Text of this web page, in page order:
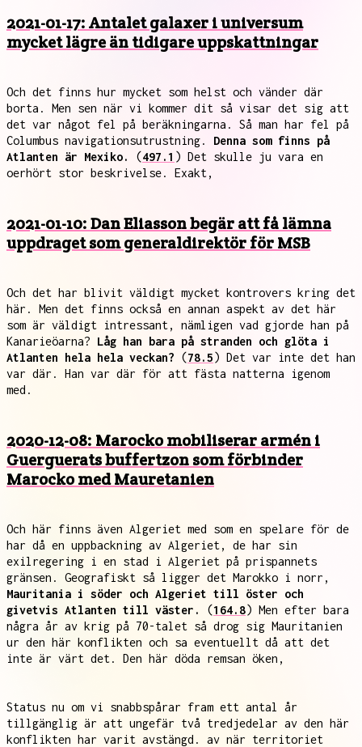
2021-01-17: Antalet galaxer i universum
mycket lägre än tidigare uppskattningar
Och det finns hur mycket som helst och vänder där
borta. Men sen när vi kommer dit så visar det sig att
det var något fel på beräkningarna. Så man har fel på
Columbus navigationsutrustning. Denna som finns på
Atlanten är Mexiko.
(497.1 ) Det skulle ju vara en
oerhört stor beskrivelse. Exakt,
2021-01-10: Dan Eliasson begär att få lämna
uppdraget som generaldirektör för MSB
Och det har blivit väldigt mycket kontrovers kring det
här. Men det finns också en annan aspekt av det här
som är väldigt intressant, nämligen vad gjorde han på
Kanarieöarna? Låg han bara på stranden och glöta i
Atlanten hela hela veckan? (78.5) Det var inte det han
var där. Han var där för att fästa natterna igenom
med.
2020-12-08: Marocko mobiliserar armén i
Guerguerats buffertzon som förbinder
Marocko med Mauretanien
Och här finns även Algeriet med som en spelare för de
har då en uppbackning av Algeriet, de har sin
exilregering i en stad i Algeriet på prispannets
gränsen. Geografiskt så ligger det Marokko i norr,
Mauritania i söder och Algeriet till öster och
givetvis Atlanten till väster.
(164.8) Men efter bara
några år av krig på 70-talet så drog sig Mauritanien
ur den här konflikten och sa eventuellt då att det
inte är värt det. Den här döda remsan öken,
Status nu om vi snabbspårar fram ett antal år
tillgänglig är att ungefär två tredjedelar av den här
konflikten har varit avstängd. av när territoriet